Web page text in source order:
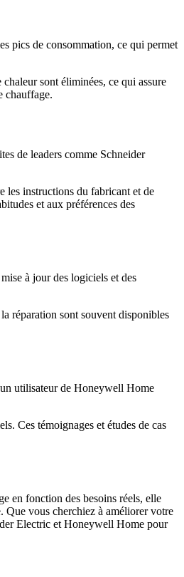
pics de consommation, ce qui permet
sont éliminées, ce qui assure
chauffage.
de leaders comme Schneider
les instructions du fabricant et de
et aux préférences des
à jour des logiciels et des
réparation sont souvent disponibles
utilisateur de Honeywell Home
Ces témoignages et études de cas
en fonction des besoins réels, elle
Que vous cherchiez à améliorer votre
Electric et Honeywell Home pour